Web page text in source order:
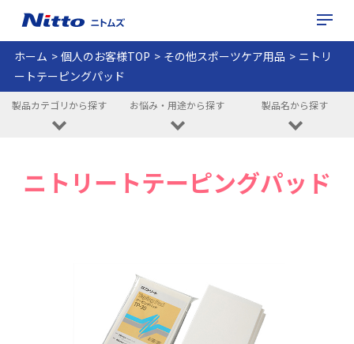
ホーム 個人のお客様TOP その他スポーツケア用品
ニトリ
ートテーピングパッド
製品カテゴリから探す お悩み・用途から探す 製品名から探す
ニトリートテーピングパッド